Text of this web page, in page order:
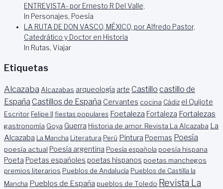
ENTREVISTA- por Ernesto R Del Valle,
In Personajes, Poesía
LA RUTA DE DON VASCO, MÉXICO, por Alfredo Pastor,
Catedrático y Doctor en Historia
In Rutas, Viajar
Etiquetas
Alcazaba Alcazabas arqueología arte Castillo castillo de
España Castillos de España Cervantes cocina Cádiz el Quijote
Escritor Felipe II fiestas populares Foetaleza Fortaleza Fortalezas
gastronomía Goya Guerra Historia de amor. Revista La Alcazaba La
Alcazaba La Mancha Literatura Perú Pintura Poemas Poesía
poesía actual Poesía argentina Poesía española poesía hispana
Poeta Poetas españoles poetas hispanos poetas manchegos
premios literarios Pueblos de Andalucía Pueblos de Castilla la
Mancha Pueblos de España pueblos de Toledo Revista La